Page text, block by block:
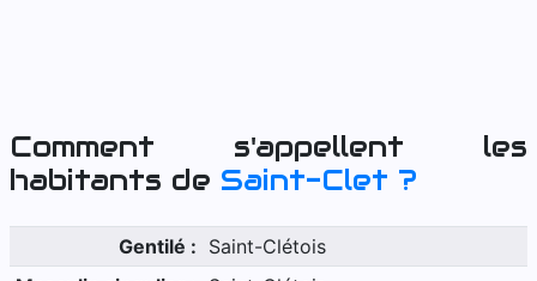
Comment s'appellent les
habitants de Saint-Clet ?
Gentilé : Saint-Clétois